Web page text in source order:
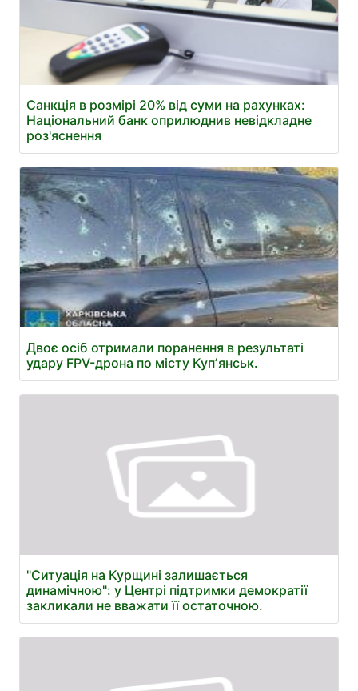
Санкція в розмірі 20% від суми на рахунках:
Національний банк оприлюднив невідкладне
роз'яснення
Двоє осіб отримали поранення в результаті
удару FPV-дрона по місту Купʼянськ.
"Ситуація на Курщині залишається
динамічною": у Центрі підтримки демократії
закликали не вважати її остаточною.